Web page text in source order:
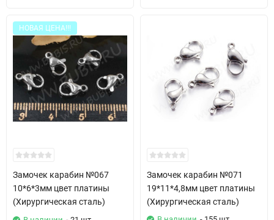
НОВАЯ ЦЕНА!!!
Замочек карабин №067
10*6*3мм цвет платины
(Хирургическая сталь)
Замочек карабин №071
19*11*4,8мм цвет платины
(Хирургическая сталь)